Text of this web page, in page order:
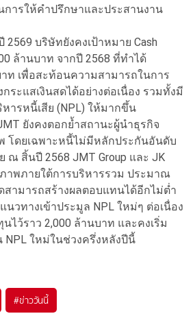
การให้คำปรึกษาและประสานงาน
บริษัทยังคงเป้าหมาย Cash
ล้านบาท จากปี 2568 ที่ทำได้
ท เพื่อสะท้อนความสามารถในการ
ระแสเงินสดได้อย่างต่อเนื่อง รวมทั้งมี
ารหนี้เสีย (NPL) ให้มากขึ้น
ยังคงตอกย้ำสถานะผู้นำธุรกิจ
โดยเฉพาะหนี้ไม่มีหลักประกันอันดับ
ณ สิ้นปี 2568 JMT Group และ JK
พภายใต้การบริหารรวม ประมาณ
สามารถสร้างผลตอบแทนได้อีกไม่ต่ำ
วทางเข้าประมูล NPL ใหม่ๆ ต่อเนื่อง
ไว้ราว 2,000 ล้านบาท และคงเริ่ม
NPL ใหม่ในช่วงครึ่งหลังปีนี้
#ข่าววันนี้